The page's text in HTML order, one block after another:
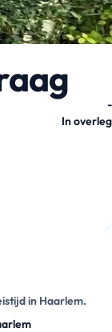
-
In overleg
in Haarlem.